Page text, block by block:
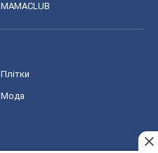
MAMACLUB
Плітки
Мода